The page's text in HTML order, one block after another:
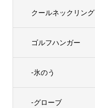
クールネックリング
ゴルフハンガー
-氷のう
-グローブ